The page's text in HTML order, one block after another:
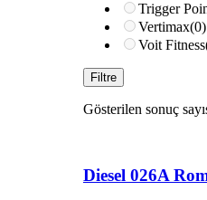
Trigger
Vertimax(0)
Voit Fitness
Filtre
Gösterilen sonuç
Diesel 026A